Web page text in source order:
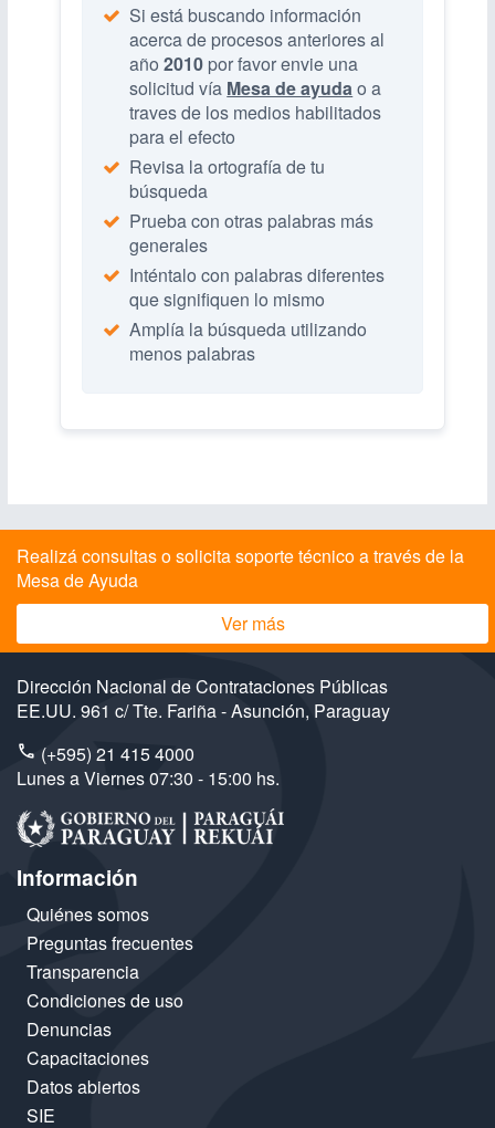
Si está buscando información
acerca de procesos anteriores al
año2010 por favor envie una
solicitud vía Mesa de ayudao a
traves de los medios habilitados
para el efecto
Revisa la ortografía de tu
búsqueda
Prueba con otras palabras más
generales
Inténtalo con palabras diferentes
que signifiquen lo mismo
Amplía la búsqueda utilizando
menos palabras
Realizá consultas o solicita soporte técnico a través de la
Mesa de Ayuda
Ver más
Dirección Nacional de Contrataciones Públicas
EE.UU. 961 c/ Tte. Fariña - Asunción, Paraguay
(+595) 21 415 4000
Lunes a Viernes 07:30 - 15:00 hs.
Información
Quiénes somos
Preguntas frecuentes
Transparencia
Condiciones de uso
Denuncias
Capacitaciones
Datos abiertos
SIE